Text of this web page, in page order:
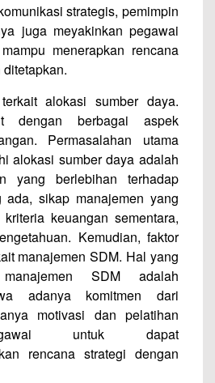
strategis, pemimpin
juga meyakinkan pegawai
menerapkan rencana
alokasi sumber daya.
dengan berbagai aspek
Permasalahan utama
alokasi sumber daya adalah
yang berlebihan terhadap
ada, sikap manajemen yang
keuangan sementara,
Kemudian, faktor
manajemen SDM. Hal yang
SDM adalah
adanya komitmen dari
motivasi dan pelatihan
untuk dapat
rencana strategi dengan